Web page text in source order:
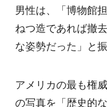
男性は、「博物館
ねつ造であれば撤
な姿勢だった」と振
アメリカの最も権
の写真を「歴史的